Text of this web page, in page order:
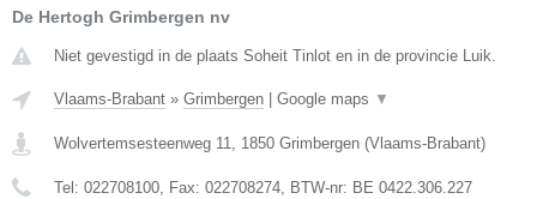
De Hertogh Grimbergen nv
Niet gevestigd in de plaats Soheit Tinlot en in de provincie Luik.
Vlaams-Brabant » Grimbergen Google maps ▼
Wolvertemsesteenweg 11 1850 Grimbergen (Vlaams-Brabant)
Tel: 022708100 , Fax: 022708274 , BTW-nr: BE 0422.306.227